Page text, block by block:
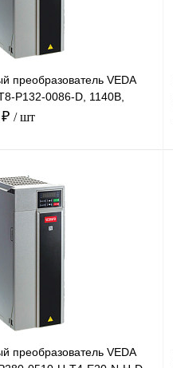
преобразователь VEDA
P132-0086-D, 1140В,
/ шт
В корзину
Сравнение
преобразователь VEDA